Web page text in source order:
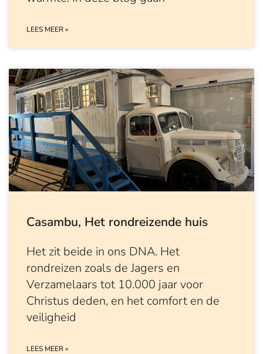
LEES MEER »
Casambu, Het rondreizende huis
Het zit beide in ons DNA. Het
rondreizen zoals de Jagers en
Verzamelaars tot 10.000 jaar voor
Christus deden, en het comfort en de
veiligheid
LEES MEER »